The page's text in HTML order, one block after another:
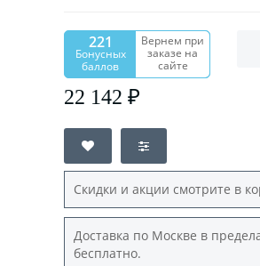
221
Бонусных
баллов
Вернем при
заказе на
сайте
22 142 ₽
Скидки и акции смотрите в
Доставка по Москве в
бесплатно.